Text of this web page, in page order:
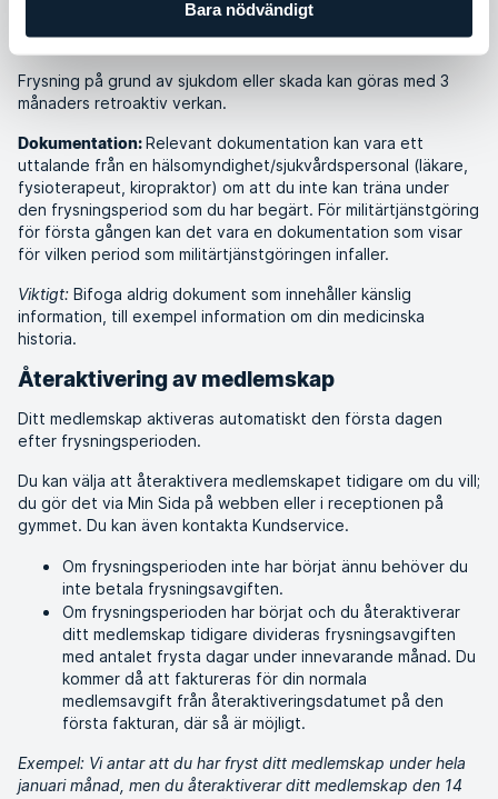
Bara nödvändigt
dokumentationen efter att ha behandlat begäran om frysning
i enlighet med våra GDPR-certifierade processer.
Frysning på grund av sjukdom eller skada kan göras med 3
månaders retroaktiv verkan.
Dokumentation:Relevant dokumentation kan vara ett
uttalande från en hälsomyndighet/sjukvårdspersonal (läkare,
fysioterapeut, kiropraktor) om att du inte kan träna under
den frysningsperiod som du har begärt. För militärtjänstgöring
för första gången kan det vara en dokumentation som visar
för vilken period som militärtjänstgöringen infaller.
Viktigt: Bifoga aldrig dokument som innehåller känslig
information, till exempel information om din medicinska
historia.
Återaktivering av medlemskap
Ditt medlemskap aktiveras automatiskt den första dagen
efter frysningsperioden.
Du kan välja att återaktivera medlemskapet tidigare om du vill;
du gör det via Min Sida på webben eller i receptionen på
gymmet. Du kan även kontakta Kundservice.
Om frysningsperioden inte har börjat ännu behöver du
inte betala frysningsavgiften.
Om frysningsperioden har börjat och du återaktiverar
ditt medlemskap tidigare divideras frysningsavgiften
med antalet frysta dagar under innevarande månad. Du
kommer då att faktureras för din normala
medlemsavgift från återaktiveringsdatumet på den
första fakturan, där så är möjligt.
Exempel: Vi antar att du har fryst ditt medlemskap under hela
januari månad, men du återaktiverar ditt medlemskap den 14